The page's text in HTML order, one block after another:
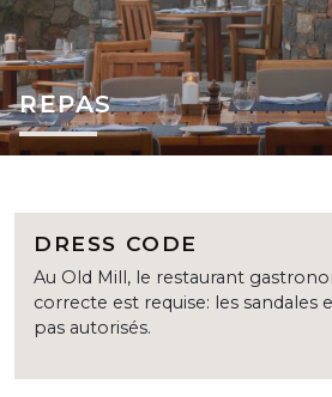
REPAS
DRESS CODE
Au Old Mill, le restaurant
correcte est requise: les sandales
pas autorisés.